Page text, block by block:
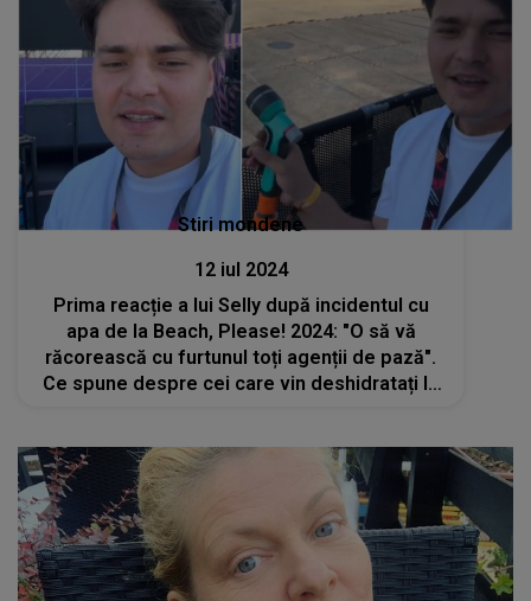
Stiri mondene
12 iul 2024
Prima reacție a lui Selly după incidentul cu
apa de la Beach, Please! 2024: "O să vă
răcorească cu furtunul toți agenții de pază".
Ce spune despre cei care vin deshidratați la